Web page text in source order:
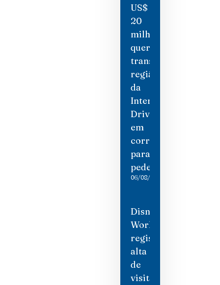
US$
20
milhões
quer
transformar
região
da
International
Drive
em
corredor
para
pedestres
06/08/2026
Disney
World
registra
alta
de
visitantes